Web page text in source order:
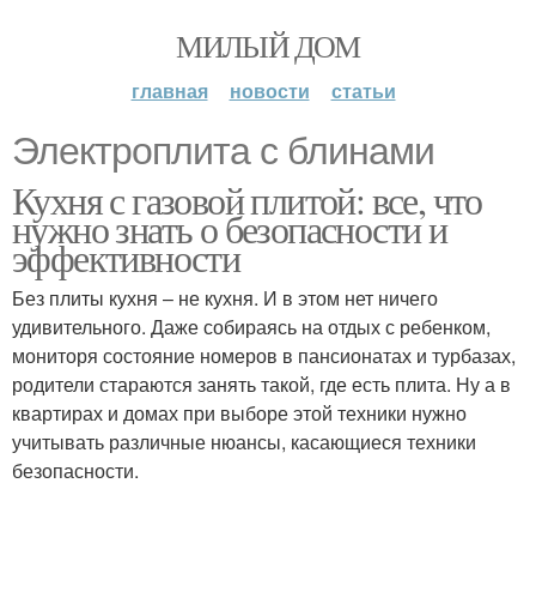
МИЛЫЙ ДОМ
главная новости статьи
Электроплита с блинами
Кухня с газовой плитой: все, что
нужно знать о безопасности и
эффективности
Без плиты кухня – не кухня. И в этом нет ничего
удивительного. Даже собираясь на отдых с ребенком,
мониторя состояние номеров в пансионатах и турбазах,
родители стараются занять такой, где есть плита. Ну а в
квартирах и домах при выборе этой техники нужно
учитывать различные нюансы, касающиеся техники
безопасности.